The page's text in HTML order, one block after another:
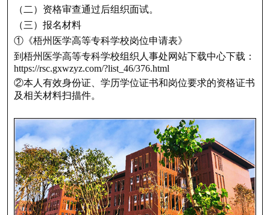
（二）资格审查通过后组织面试。
（三）报名材料
①《梧州医学高等专科学校岗位申请表》
到梧州医学高等专科学校组织人事处网站下载中心下载：
https://rsc.gxwzyz.com/?list_46/376.html
②本人有效身份证、学历学位证书和岗位要求的资格证书
及相关材料扫描件。